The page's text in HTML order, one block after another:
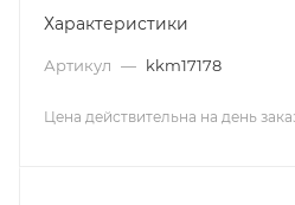
Характеристики
Артикул — kkm17178
Цена действительна на день